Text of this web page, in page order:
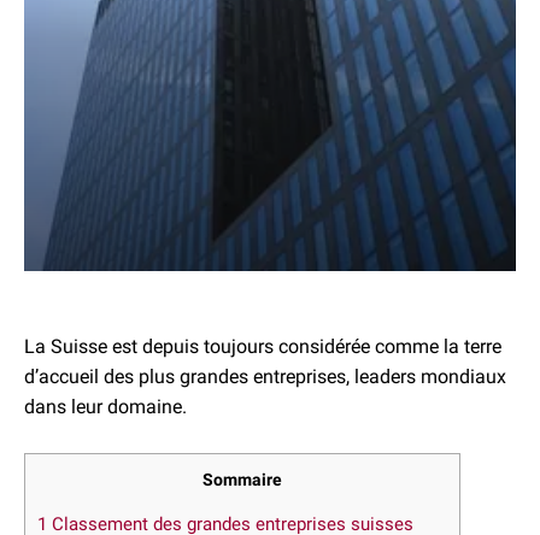
La Suisse est depuis toujours considérée comme la terre
d’accueil des plus grandes entreprises, leaders mondiaux
dans leur domaine.
Sommaire
1 Classement des grandes entreprises suisses